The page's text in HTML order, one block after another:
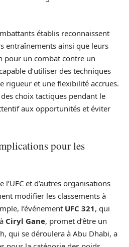
établis reconnaissent
entraînements ainsi que leurs
pour un combat contre un
d’utiliser des techniques
rigueur et une flexibilité accrues.
choix tactiques pendant le
aux opportunités et éviter
pour les
et d’autres organisations
modifier les classements à
l’événement UFC 321, qui
à Ciryl Gane, promet d’être un
qui se déroulera à Abu Dhabi, a